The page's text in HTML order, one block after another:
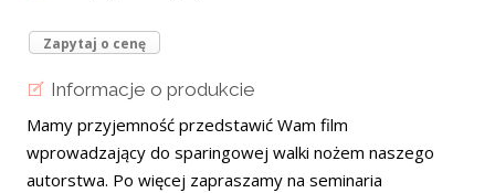
Zapytaj o cenę
Informacje o produkcie
Mamy przyjemność przedstawić Wam film
wprowadzający do sparingowej walki nożem naszego
autorstwa. Po więcej zapraszamy na seminaria